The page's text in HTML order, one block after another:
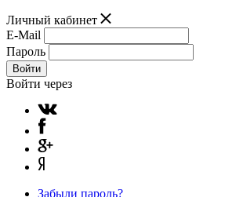
Личный кабинет
E-Mail
Пароль
Войти
Войти через
Забыли пароль?